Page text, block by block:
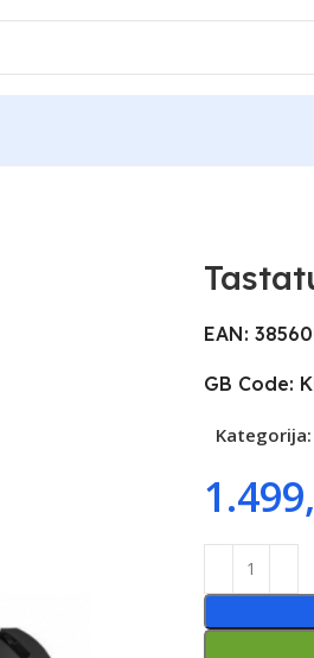
EAN:
GB Code:
Kategorija: